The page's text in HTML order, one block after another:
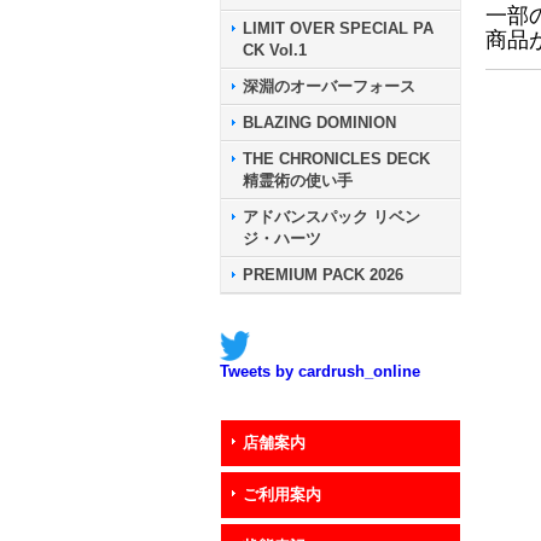
LIMIT OVER SPECIAL PA
CK Vol.1
深淵のオーバーフォース
BLAZING DOMINION
THE CHRONICLES DECK
精霊術の使い手
アドバンスパック リベン
ジ・ハーツ
PREMIUM PACK 2026
Tweets by cardrush_online
店舗案内
ご利用案内
一部
商品